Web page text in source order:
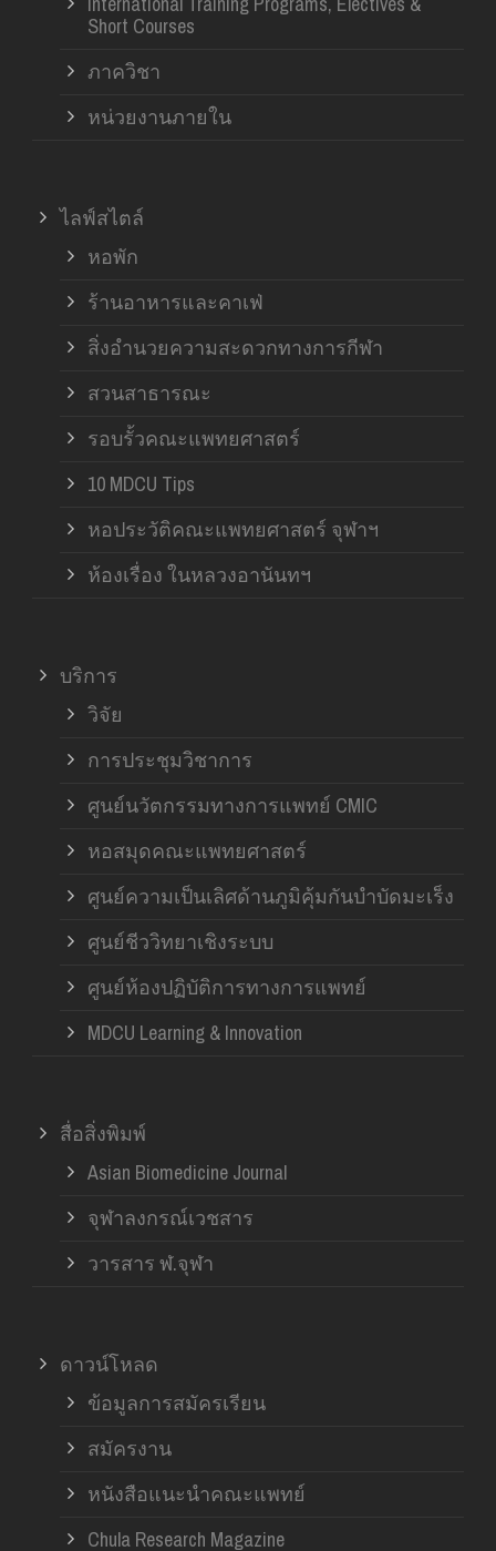
Short Courses
ภาควิชา
หน่วยงานภายใน
ไลฟ์สไตล์
หอพัก
ร้านอาหารและคาเฟ่
สิ่งอำนวยความสะดวกทางการกีฬา
สวนสาธารณะ
รอบรั้วคณะแพทยศาสตร์
10 MDCU Tips
หอประวัติคณะแพทยศาสตร์ จุฬาฯ
ห้องเรื่อง ในหลวงอานันทฯ
บริการ
วิจัย
การประชุมวิชาการ
ศูนย์นวัตกรรมทางการแพทย์ CMIC
หอสมุดคณะแพทยศาสตร์
ศูนย์ความเป็นเลิศด้านภูมิคุ้มกันบำบัดมะเร็ง
ศูนย์ชีววิทยาเชิงระบบ
ศูนย์ห้องปฏิบัติการทางการแพทย์
MDCU Learning & Innovation
สื่อสิ่งพิมพ์
Asian Biomedicine Journal
จุฬาลงกรณ์เวชสาร
วารสาร ฬ.จุฬา
ดาวน์โหลด
ข้อมูลการสมัครเรียน
สมัครงาน
หนังสือแนะนำคณะแพทย์
Chula Research Magazine